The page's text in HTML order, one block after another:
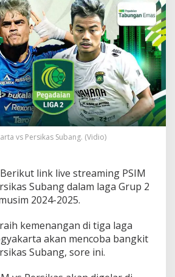
t
r
e
a
m
i
n
g
P
S
I
M
v
r
s
i
a
S
u
vs Persikas Subang. (Vidio)
link live streaming PSIM
Subang dalam laga Grup 2
2024-2025.
kemenangan di tiga laga
akan mencoba bangkit
Subang, sore ini.